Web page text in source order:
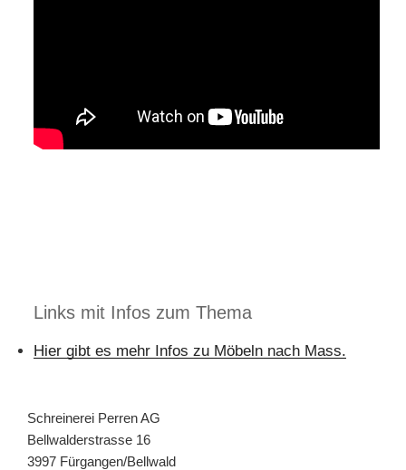
Links mit Infos zum Thema
Hier gibt es mehr Infos zu Möbeln nach Mass.
Schreinerei Perren AG
Bellwalderstrasse 16
3997 Fürgangen/Bellwald